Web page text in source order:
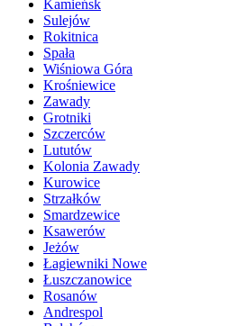
Kamieńsk
Sulejów
Rokitnica
Spała
Wiśniowa Góra
Krośniewice
Zawady
Grotniki
Szczerców
Lututów
Kolonia Zawady
Kurowice
Strzałków
Smardzewice
Ksawerów
Jeżów
Łagiewniki Nowe
Łuszczanowice
Rosanów
Andrespol